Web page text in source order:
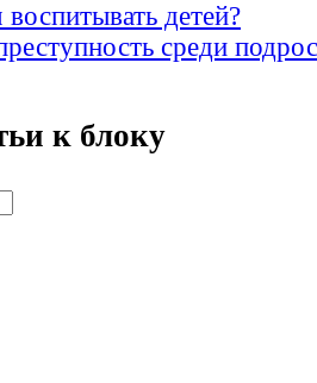
детей?
среди
к блоку